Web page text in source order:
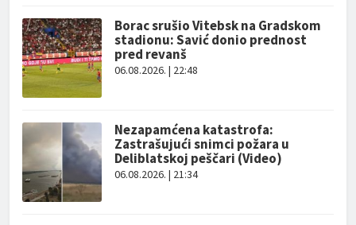
Borac srušio Vitebsk na Gradskom
stadionu: Savić donio prednost
pred revanš
06.08.2026. | 22:48
Nezapamćena katastrofa:
Zastrašujući snimci požara u
Deliblatskoj peščari (Video)
06.08.2026. | 21:34